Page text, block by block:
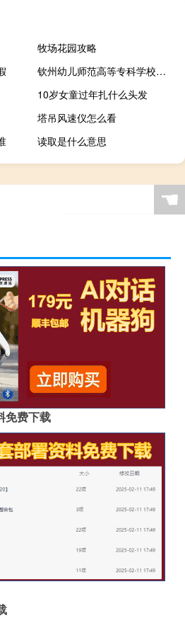
牧场花园攻略
钦州幼儿师范高等专科学校是民办还是公办
10岁女童过年扎什么头发
塔吊风速仪怎么看
读取是什么意思
☚
免费下载